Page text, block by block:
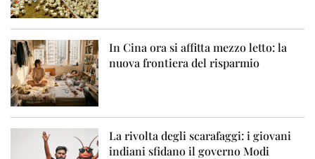
In Cina ora si affitta mezzo letto: la
nuova frontiera del risparmio
La rivolta degli scarafaggi: i giovani
indiani sfidano il governo Modi